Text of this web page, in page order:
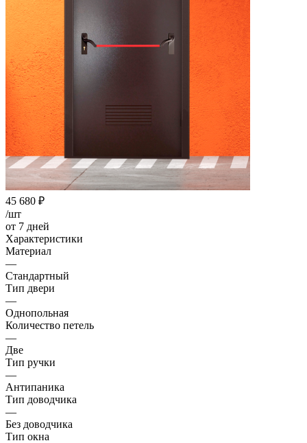
45 680 ₽
/шт
от 7 дней
Характеристики
Материал
—
Стандартный
Тип двери
—
Однопольная
Количество петель
—
Две
Тип ручки
—
Антипаника
Тип доводчика
—
Без доводчика
Тип окна